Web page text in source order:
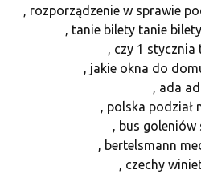
, rozporządzenie w sprawie
, tanie bilety tanie
, czy 1
, jakie okna do
, ada
, polska podział
, bus goleniów
, bertelsmann
, czechy